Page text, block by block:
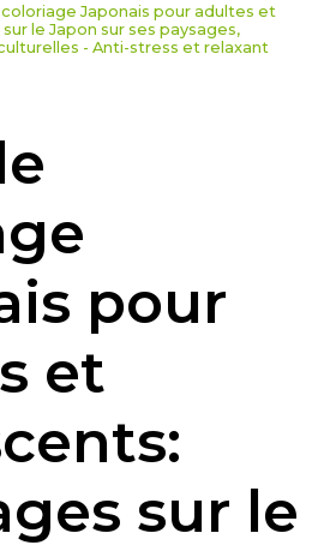
Japonais pour adultes et
le Japon sur ses paysages,
- Anti-stress et relaxant
pour
et
sur le